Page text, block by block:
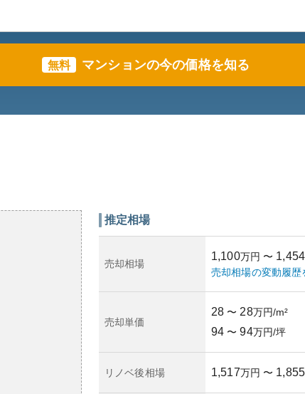
無料 マンションの今の価格を知る
推定相場
売却相場
1,100万円 〜 1,454
売却相場の変動履歴
売却単価
28 〜 28万円/m²
94 〜 94万円/坪
リノベ後相場 1,517万円 〜 1,855